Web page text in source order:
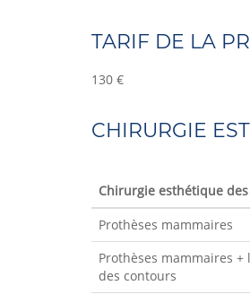
TARIF DE LA
130 €
CHIRURGIE
Chirurgie esthétique
Prothèses mammaires
Prothèses mammaires
des contours